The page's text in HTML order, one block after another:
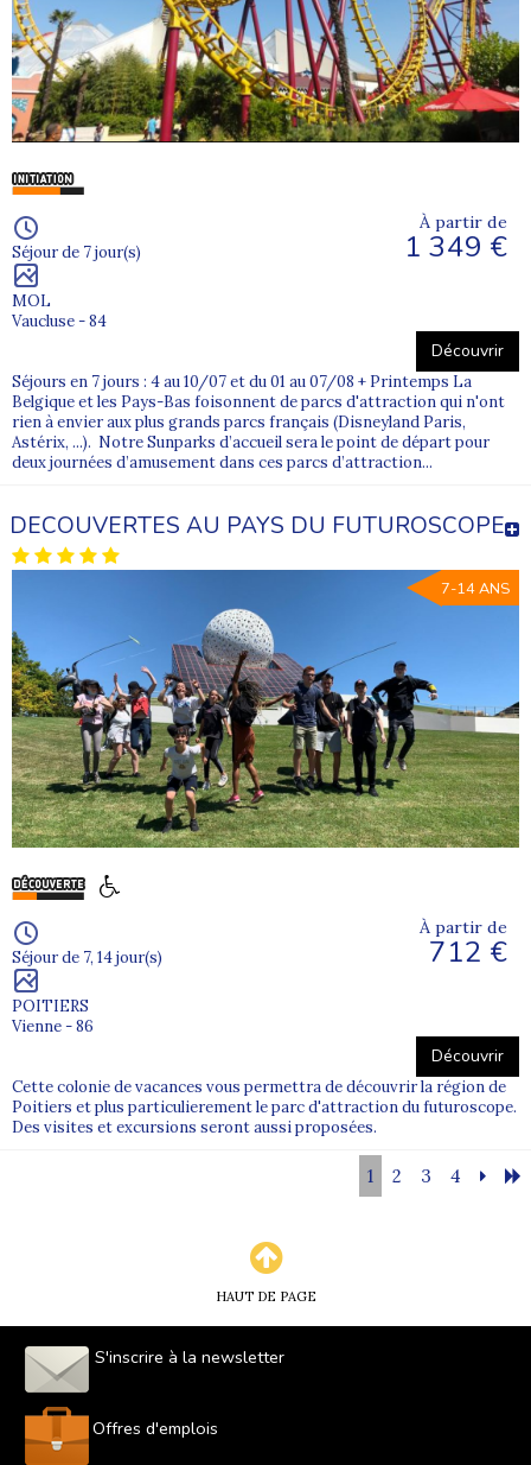
Séjour de 7 jour(s)
MOL
Vaucluse - 84
À partir de
1 349 €
Découvrir
Séjours en 7 jours : 4 au 10/07 et du 01 au 07/08 + Printemps La
Belgique et les Pays-Bas foisonnent de parcs d'attraction qui n'ont
rien à envier aux plus grands parcs français (Disneyland Paris,
Astérix, ...). Notre Sunparks d’accueil sera le point de départ pour
deux journées d’amusement dans ces parcs d’attraction...
DECOUVERTES AU PAYS DU FUTUROSCOPE
7-14 ANS
Séjour de 7, 14 jour(s)
POITIERS
Vienne - 86
À partir de
712 €
Découvrir
Cette colonie de vacances vous permettra de découvrir la région de
Poitiers et plus particulierement le parc d'attraction du futuroscope.
Des visites et excursions seront aussi proposées.
1 2 3 4
HAUT DE PAGE
S'inscrire à la newsletter
Offres d'emplois